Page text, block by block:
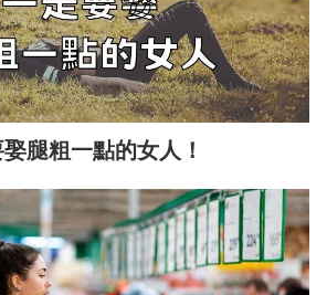
腿粗一點的女人！